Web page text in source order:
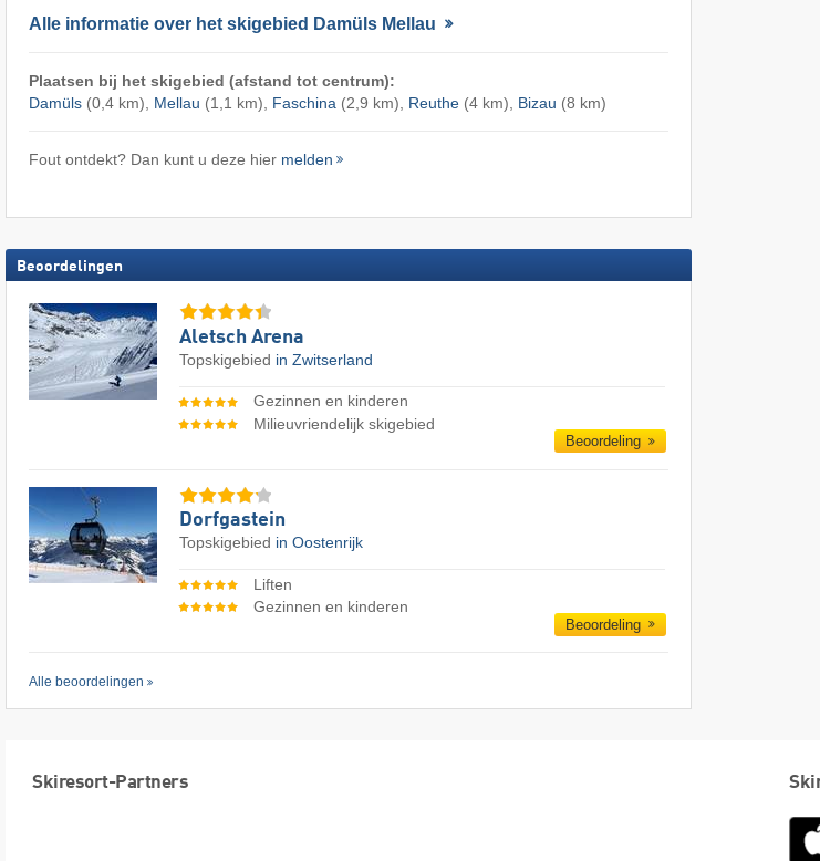
Alle informatie over het skigebied Damüls Mellau
Plaatsen bij het skigebied (afstand tot centrum):
Damüls(0,4 km), Mellau (1,1 km), Faschina(2,9 km), Reuthe(4 km), Bizau (8 km)
Fout ontdekt? Dan kunt u deze hier melden
Beoordelingen
Aletsch Arena
Topskigebied in Zwitserland
Gezinnen en kinderen
Milieuvriendelijk skigebied
Beoordeling
Dorfgastein
Topskigebied in Oostenrijk
Liften
Gezinnen en kinderen
Beoordeling
Alle beoordelingen
Skiresort-Partners